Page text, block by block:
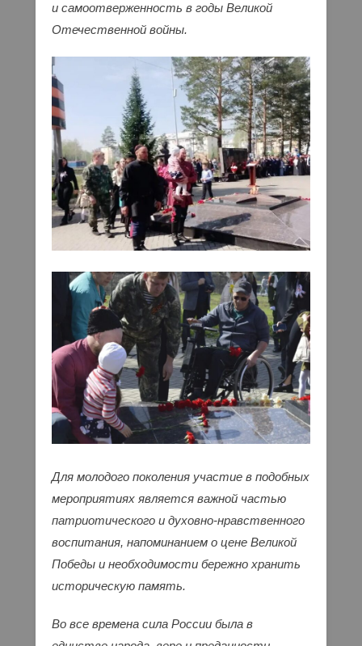
и самоотверженность в годы Великой
Отечественной войны.
Для молодого поколения участие в подобных
мероприятиях является важной частью
патриотического и духовно-нравственного
воспитания, напоминанием о цене Великой
Победы и необходимости бережно хранить
историческую память.
Во все времена сила России была в